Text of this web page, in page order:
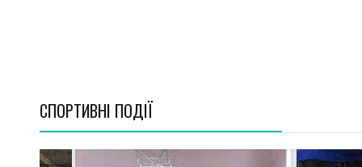
СПОРТИВНI ПОДІЇ